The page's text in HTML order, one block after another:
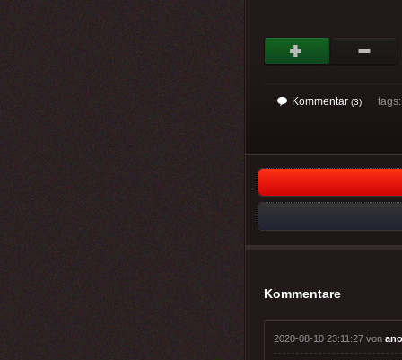
Kommentar (3) tags:
Kommentare
2020-08-10 23:11:27 von